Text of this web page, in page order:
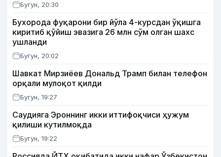
Бугун, 20:30
Бухорода фуқарони бир йўла 4-курсдан ўқишга
киритиб қўйиш эвазига 26 млн сўм олган шахс
ушланди
Бугун, 20:02
Шавкат Мирзиёев Дональд Трамп билан телефон
орқали мулоқот қилди
Бугун, 19:27
Саудияга Эроннинг икки иттифоқчиси ҳужум
қилиши кутилмоқда
Бугун, 19:22